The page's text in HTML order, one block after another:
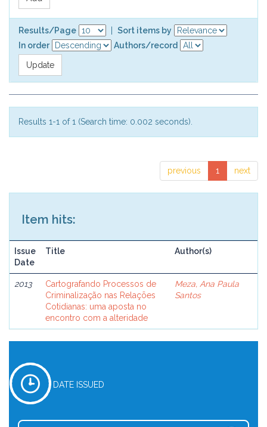
Results/Page
Sort items by
In order
Authors/record
Results 1-1 of 1 (Search time: 0.002 seconds).
previous 1 next
Item hits:
Issue
Date
Title Author(s)
2013
Cartografando Processos de
Criminalização nas Relações
Cotidianas: uma aposta no
encontro com a alteridade
Meza, Ana Paula
Santos
DATE ISSUED